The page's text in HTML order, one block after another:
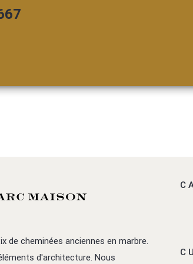
de cheminées anciennes en marbre.
d'architecture. Nous